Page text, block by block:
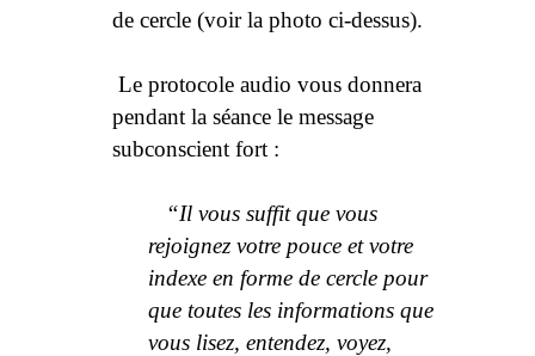
de cercle (voir la photo ci-dessus).
Le protocole audio vous donnera
pendant la séance le message
subconscient fort :
“Il vous suffit que vous
rejoignez votre pouce et votre
indexe en forme de cercle pour
que toutes les informations que
vous lisez, entendez, voyez,